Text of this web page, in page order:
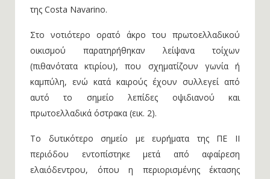
της Costa Navarino.
Στο νοτιότερο ορατό άκρο του πρωτοελλαδικού
οικισμού παρατηρήθηκαν λείψανα τοίχων
(πιθανότατα κτιρίου), που σχηματίζουν γωνία ή
καμπύλη, ενώ κατά καιρούς έχουν συλλεγεί από
αυτό το σημείο λεπίδες οψιδιανού και
πρωτοελλαδικά όστρακα (εικ. 2).
Το δυτικότερο σημείο με ευρήματα της ΠΕ ΙΙ
περιόδου εντοπίστηκε μετά από αφαίρεση
ελαιόδεντρου, όπου η περιορισμένης έκτασης